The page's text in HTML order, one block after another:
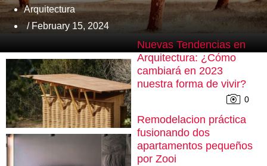
Arquitectura
/ February 15, 2024
Nuevas Tendencias en
Arquitectura: ¿Cómo
cambiará en 2023
nuestra forma de vivir?
0
Remodelacion práctica
fusionando dos
apartamentos pequeños
por Zooi